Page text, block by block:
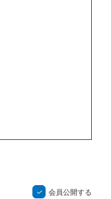
会員公開する